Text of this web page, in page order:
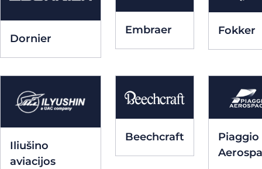
Dornier
Embraer Fokker
Iliušino
aviacijos
Beechcraft
Piaggio